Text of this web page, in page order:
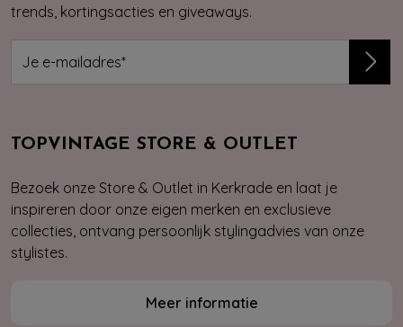
trends, kortingsacties en giveaways.
TOPVINTAGE STORE & OUTLET
Bezoek onze Store & Outlet in Kerkrade en laat je
inspireren door onze eigen merken en exclusieve
collecties, ontvang persoonlijk stylingadvies van onze
stylistes.
Meer informatie